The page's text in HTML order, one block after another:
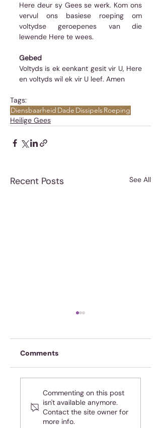
Here deur sy Gees se werk. Kom ons
vervul ons basiese roeping om
voltydse geroepenes van die
lewende Here te wees.
Gebed
Voltyds is ek eenkant gesit vir U, Here
en voltyds wil ek vir U leef. Amen
Tags:
Diensbaarheid Dade DissipelsRoeping
Heilige Gees
Recent Posts See All
dalk beide?
Comments
Commenting on this post
isn't available anymore.
Contact the site owner for
more info.